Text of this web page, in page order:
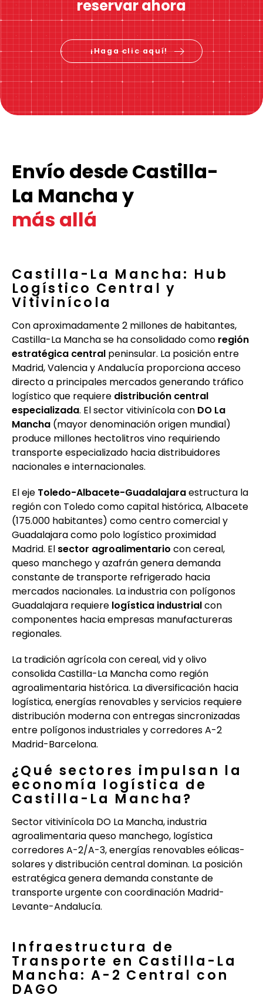
reservar ahora
¡Haga clic aquí!
Envío desde Castilla-
La Mancha y
más allá
Castilla-La Mancha: Hub
Logístico Central y
Vitivinícola
Con aproximadamente 2 millones de habitantes,
Castilla-La Mancha se ha consolidado como región
estratégica central peninsular. La posición entre
Madrid, Valencia y Andalucía proporciona acceso
directo a principales mercados generando tráfico
logístico que requiere distribución central
especializada. El sector vitivinícola con DO La
Mancha (mayor denominación origen mundial)
produce millones hectolitros vino requiriendo
transporte especializado hacia distribuidores
nacionales e internacionales.
El eje Toledo-Albacete-Guadalajaraestructura la
región con Toledo como capital histórica, Albacete
(175.000 habitantes) como centro comercial y
Guadalajara como polo logístico proximidad
Madrid. El sector agroalimentario con cereal,
queso manchego y azafrán genera demanda
constante de transporte refrigerado hacia
mercados nacionales. La industria con polígonos
Guadalajara requiere logística industrialcon
componentes hacia empresas manufactureras
regionales.
La tradición agrícola con cereal, vid y olivo
consolida Castilla-La Mancha como región
agroalimentaria histórica. La diversificación hacia
logística, energías renovables y servicios requiere
distribución moderna con entregas sincronizadas
entre polígonos industriales y corredores A-2
Madrid-Barcelona.
¿Qué sectores impulsan la
economía logística de
Castilla-La Mancha?
Sector vitivinícola DO La Mancha, industria
agroalimentaria queso manchego, logística
corredores A-2/A-3, energías renovables eólicas-
solares y distribución central dominan. La posición
estratégica genera demanda constante de
transporte urgente con coordinación Madrid-
Levante-Andalucía.
Infraestructura de
Transporte en Castilla-La
Mancha: A-2 Central con
DAGO